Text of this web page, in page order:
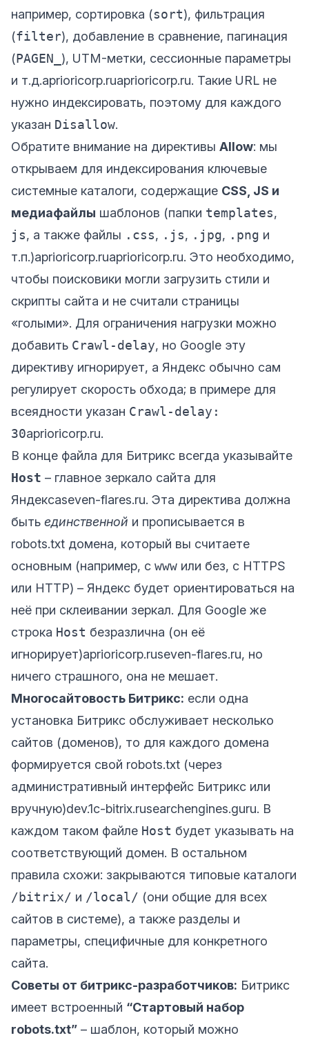
например, сортировка (sort), фильтрация
(filter), добавление в сравнение, пагинация
(PAGEN_ ), UTM-метки, сессионные параметры
и т.д.aprioricorp.ruaprioricorp.ru. Такие URL не
нужно индексировать, поэтому для каждого
указан Disallow.
Обратите внимание на директивы Allow: мы
открываем для индексирования ключевые
системные каталоги, содержащие CSS, JS и
медиафайлы шаблонов (папки templates,
js, а также файлы .css, .js, .jpg, .png и
т.п.)aprioricorp.ruaprioricorp.ru. Это необходимо,
чтобы поисковики могли загрузить стили и
скрипты сайта и не считали страницы
«голыми». Для ограничения нагрузки можно
добавить Crawl-delay, но Google эту
директиву игнорирует, а Яндекс обычно сам
регулирует скорость обхода; в примере для
всеядности указан Crawl-delay:
30aprioricorp.ru.
В конце файла для Битрикс всегда указывайте
Host – главное зеркало сайта для
Яндексаseven-flares.ru. Эта директива должна
быть единственной и прописывается в
robots.txt домена, который вы считаете
основным (например, с www или без, с HTTPS
или HTTP) – Яндекс будет ориентироваться на
неё при склеивании зеркал. Для Google же
строка Host безразлична (он её
игнорирует)aprioricorp.ruseven-flares.ru, но
ничего страшного, она не мешает.
Многосайтовость Битрикс: если одна
установка Битрикс обслуживает несколько
сайтов (доменов), то для каждого домена
формируется свой robots.txt (через
административный интерфейс Битрикс или
вручную)dev.1c-bitrix.rusearchengines.guru. В
каждом таком файле Host будет указывать на
соответствующий домен. В остальном
правила схожи: закрываются типовые каталоги
/bitrix/ и /local/ (они общие для всех
сайтов в системе), а также разделы и
параметры, специфичные для конкретного
сайта.
Советы от битрикс-разработчиков: Битрикс
имеет встроенный “Стартовый набор
robots.txt” – шаблон, который можно